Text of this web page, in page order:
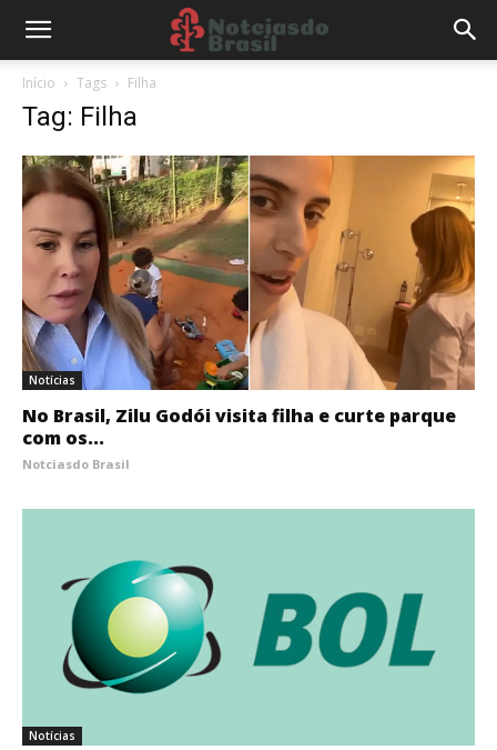
Início Tags Filha
Tag: Filha
Notícias
No Brasil, Zilu Godói visita filha e curte parque
com os...
Notciasdo Brasil
Notícias